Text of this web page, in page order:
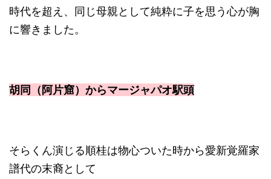
時代を超え、同じ母親として純粋に子を思う心が胸
に響きました。
胡同（阿片窟）からマージャパオ駅頭
そらくん演じる順桂は物心ついた時から愛新覚羅家
譜代の末裔として